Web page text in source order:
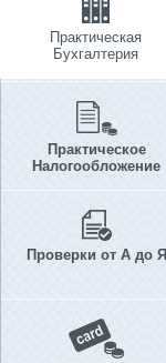
Практическая
Бухгалтерия
Практическое
Налогообложение
Проверки от А до Я